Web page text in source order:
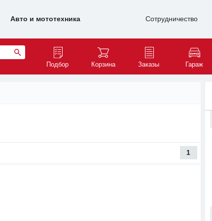
Авто и мототехника Сотрудничество
Подбор Корзина Заказы Гараж
1